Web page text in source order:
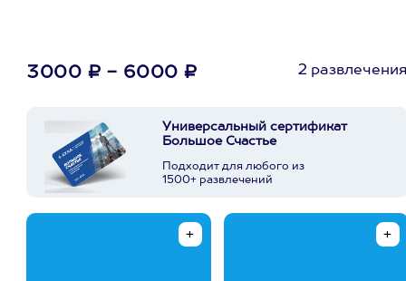
3000 ₽ - 6000 ₽ 2
Универсальный сертификат
Большое Счастье
Подходит для любого из
1500+ развлечений